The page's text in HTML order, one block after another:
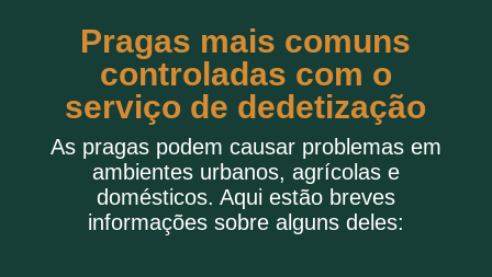
Pragas mais comuns
controladas com o
serviço de dedetização
As pragas podem causar problemas em
ambientes urbanos, agrícolas e
domésticos. Aqui estão breves
informações sobre alguns deles: